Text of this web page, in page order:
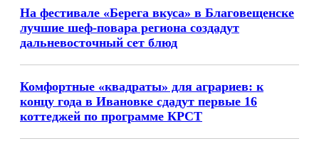
На фестивале «Берега вкуса» в Благовещенске
лучшие шеф-повара региона создадут
дальневосточный сет блюд
Комфортные «квадраты» для аграриев: к
концу года в Ивановке сдадут первые 16
коттеджей по программе КРСТ